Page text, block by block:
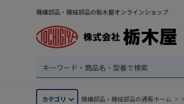
機構部品・機械部品の栃木屋オンラインショップ
カテゴリ 機構部品・機械部品の通販ホーム >